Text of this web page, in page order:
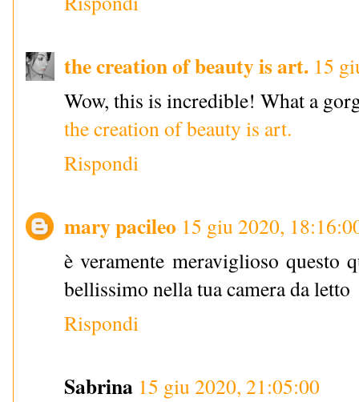
the creation of beauty is art. 15
Wow, this is incredible! What a
the creation of beauty is art.
Rispondi
mary pacileo 15 giu 2020,
è veramente meraviglioso questo
bellissimo nella tua camera da letto
Rispondi
Sabrina 15 giu 2020, 21:05:00